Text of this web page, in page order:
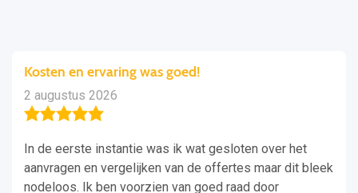
Kosten en ervaring was goed!
2 augustus 2026
In de eerste instantie was ik wat gesloten over het
aanvragen en vergelijken van de offertes maar dit bleek
nodeloos. Ik ben voorzien van goed raad door